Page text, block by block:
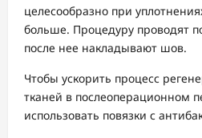
целесообразно при
больше. Процедуру проводят
после нее накладывают шов.
Чтобы ускорить процесс
тканей в послеоперационном
использовать повязки с